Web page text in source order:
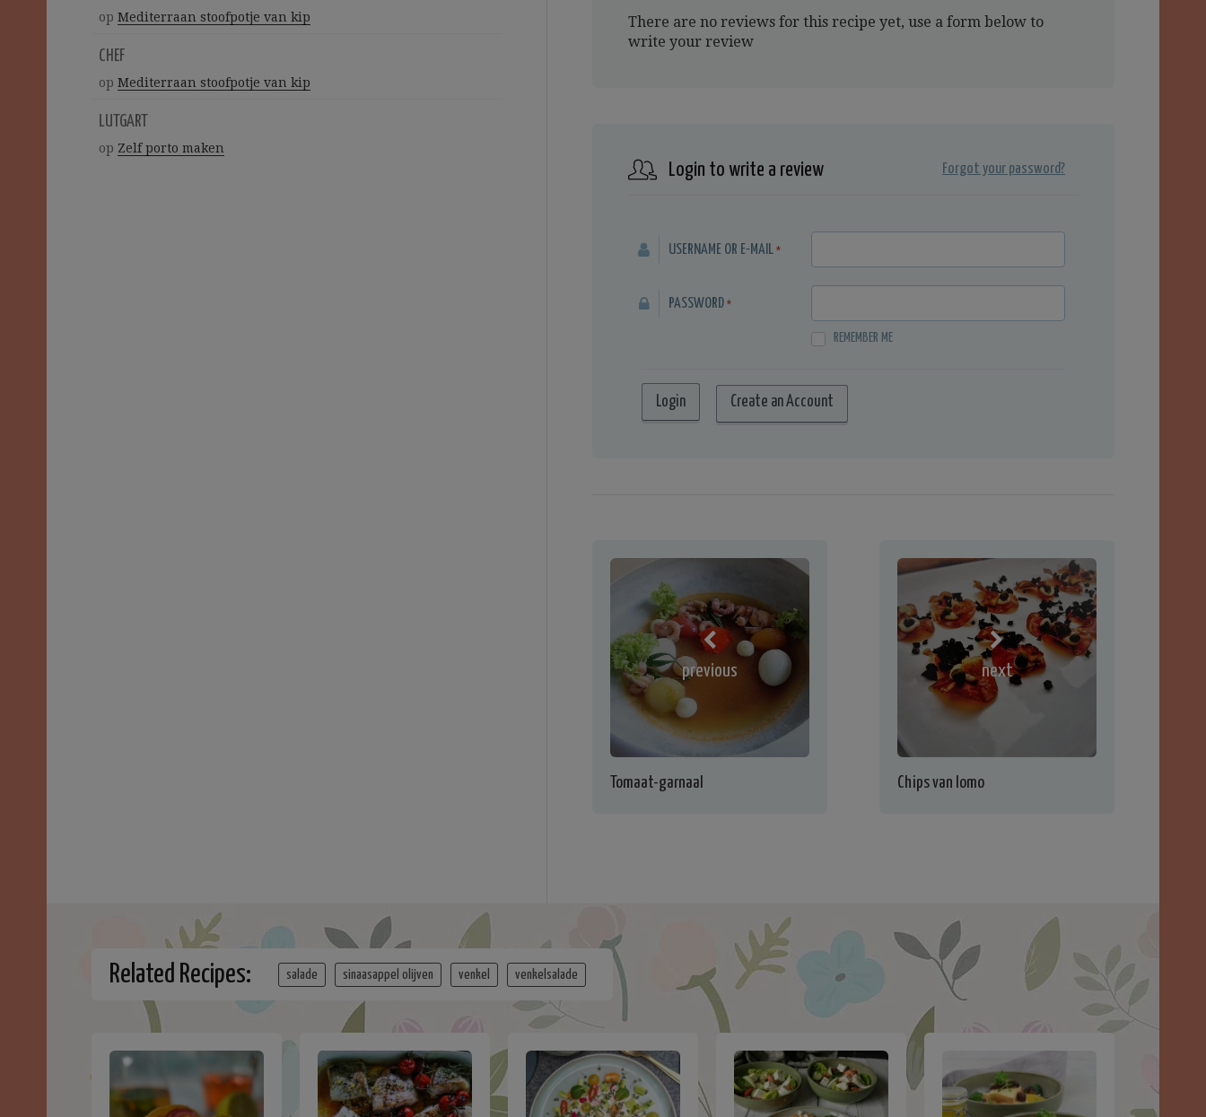
op Mediterraan stoofpotje van kip
CHEF
op Mediterraan stoofpotje van kip
LUTGART
op Zelf porto maken
There are no reviews for this recipe yet, use a form below to
write your review
Login to write a review Forgot your password?
USERNAME OR E-MAIL *
PASSWORD *
REMEMBER ME
Create an Account
previous
Tomaat-garnaal
next
Chips van lomo
Related Recipes: salade sinaasappel olijven venkel venkelsalade